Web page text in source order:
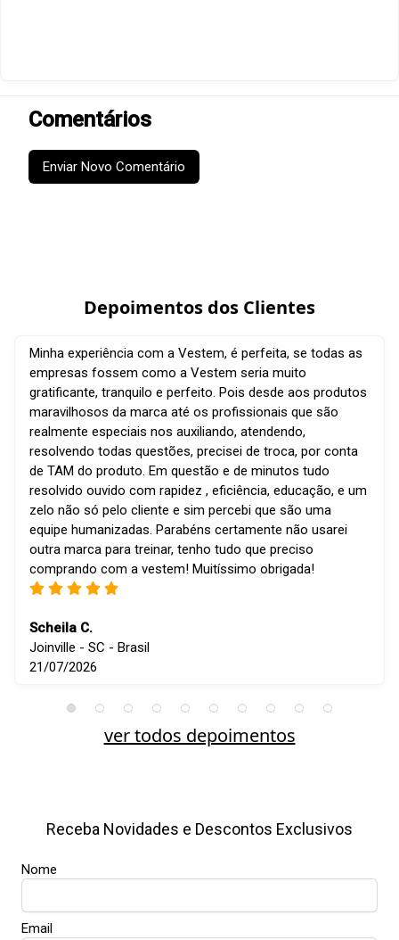
Comentários
Enviar Novo Comentário
Depoimentos dos Clientes
Minha experiência com a Vestem, é perfeita, se todas as
empresas fossem como a Vestem seria muito
gratificante, tranquilo e perfeito. Pois desde aos produtos
maravilhosos da marca até os profissionais que são
realmente especiais nos auxiliando, atendendo,
resolvendo todas questões, precisei de troca, por conta
de TAM do produto. Em questão e de minutos tudo
resolvido ouvido com rapidez , eficiência, educação, e um
zelo não só pelo cliente e sim percebi que são uma
equipe humanizadas. Parabéns certamente não usarei
outra marca para treinar, tenho tudo que preciso
comprando com a vestem! Muitíssimo obrigada!
Scheila C.
Joinville - SC - Brasil
21/07/2026
ver todos depoimentos
Receba Novidades e Descontos Exclusivos
Nome
Email